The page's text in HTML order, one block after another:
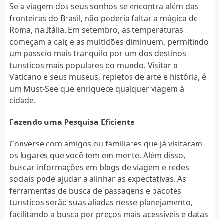
Se a viagem dos seus sonhos se encontra além das
fronteiras do Brasil, não poderia faltar a mágica de
Roma, na Itália. Em setembro, as temperaturas
começam a cair, e as multidões diminuem, permitindo
um passeio mais tranquilo por um dos destinos
turísticos mais populares do mundo. Visitar o
Vaticano e seus museus, repletos de arte e história, é
um Must-See que enriquece qualquer viagem à
cidade.
Fazendo uma Pesquisa Eficiente
Converse com amigos ou familiares que já visitaram
os lugares que você tem em mente. Além disso,
buscar informações em blogs de viagem e redes
sociais pode ajudar a alinhar as expectativas. As
ferramentas de busca de passagens e pacotes
turísticos serão suas aliadas nesse planejamento,
facilitando a busca por preços mais acessíveis e datas